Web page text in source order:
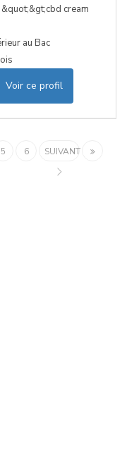
cream
au Bac
Voir ce profil
5 6 SUIVANT